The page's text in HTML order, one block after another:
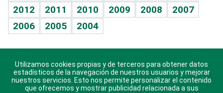
Celebrando la vida
Sin complejos
En pocas palabras
Escuchando al corazón
Economía Personal
2012
2011 2010 2009 2008
2007
2006
2005 2004
Descarga nuestras aplicaciones para Android, iOS y
sistema Huawei.
Utilizamos cookies propias y de terceros para obtener datos
estadísticos de la navegación de nuestros usuarios y mejorar
nuestros servicios. Esto nos permite personalizar el contenido
que ofrecemos y mostrar publicidad relacionada a sus